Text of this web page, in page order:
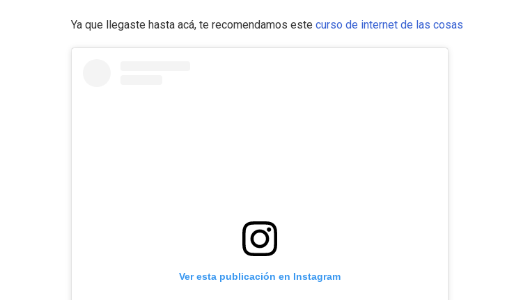
Ya que llegaste hasta acá, te recomendamos este curso de internet de las cosas
Ver esta publicación en Instagram